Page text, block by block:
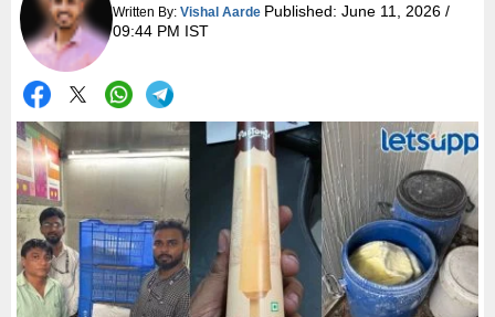
Written By: Vishal Aarde Published: June 11, 2026 /
09:44 PM IST